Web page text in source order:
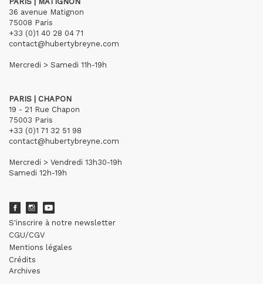
36 avenue Matignon
75008 Paris
+33 (0)1 40 28 04 71
contact@hubertybreyne.com
Mercredi > Samedi 11h-19h
PARIS | CHAPON
19 - 21 Rue Chapon
75003 Paris
+33 (0)1 71 32 51 98
contact@hubertybreyne.com
Mercredi > Vendredi 13h30-19h
Samedi 12h-19h
S'inscrire à notre newsletter
CGU/CGV
Mentions légales
Crédits
Archives